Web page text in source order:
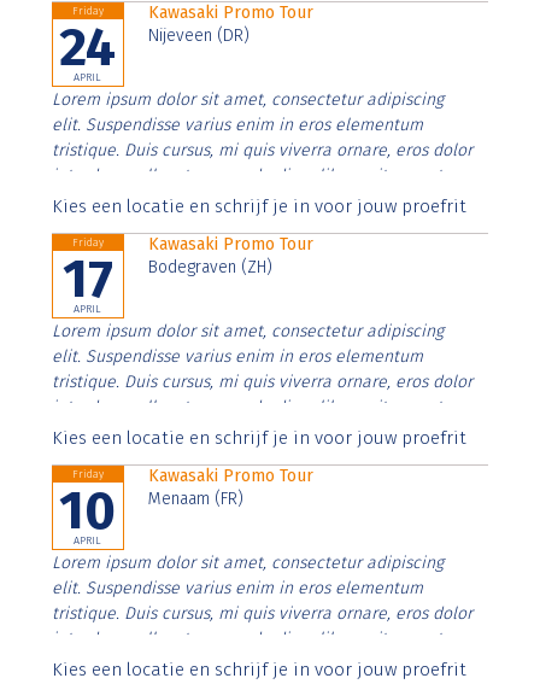
Friday
24
APRIL
Kawasaki Promo Tour
Nijeveen (DR)
Lorem ipsum dolor sit amet, consectetur adipiscing
elit. Suspendisse varius enim in eros elementum
tristique. Duis cursus, mi quis viverra ornare, eros dolor
interdum nulla, ut commodo diam libero vitae erat.
Aenean faucibus nibh et justo cursus id rutrum lorem
Kies een locatie en schrijf je in voor jouw proefrit
Friday
17
APRIL
Kawasaki Promo Tour
Bodegraven (ZH)
Lorem ipsum dolor sit amet, consectetur adipiscing
elit. Suspendisse varius enim in eros elementum
tristique. Duis cursus, mi quis viverra ornare, eros dolor
interdum nulla, ut commodo diam libero vitae erat.
Aenean faucibus nibh et justo cursus id rutrum lorem
Kies een locatie en schrijf je in voor jouw proefrit
Friday
10
APRIL
Kawasaki Promo Tour
Menaam (FR)
Lorem ipsum dolor sit amet, consectetur adipiscing
elit. Suspendisse varius enim in eros elementum
tristique. Duis cursus, mi quis viverra ornare, eros dolor
interdum nulla, ut commodo diam libero vitae erat.
Aenean faucibus nibh et justo cursus id rutrum lorem
Kies een locatie en schrijf je in voor jouw proefrit